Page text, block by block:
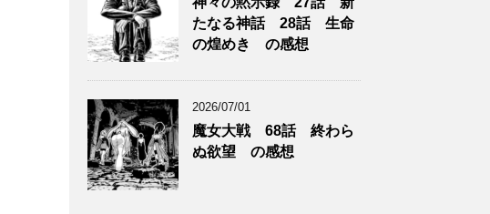
たなる神話 28話 生命
の煌めき の感想
2026/07/01
魔女大戦 68話 終わら
ぬ欲望 の感想